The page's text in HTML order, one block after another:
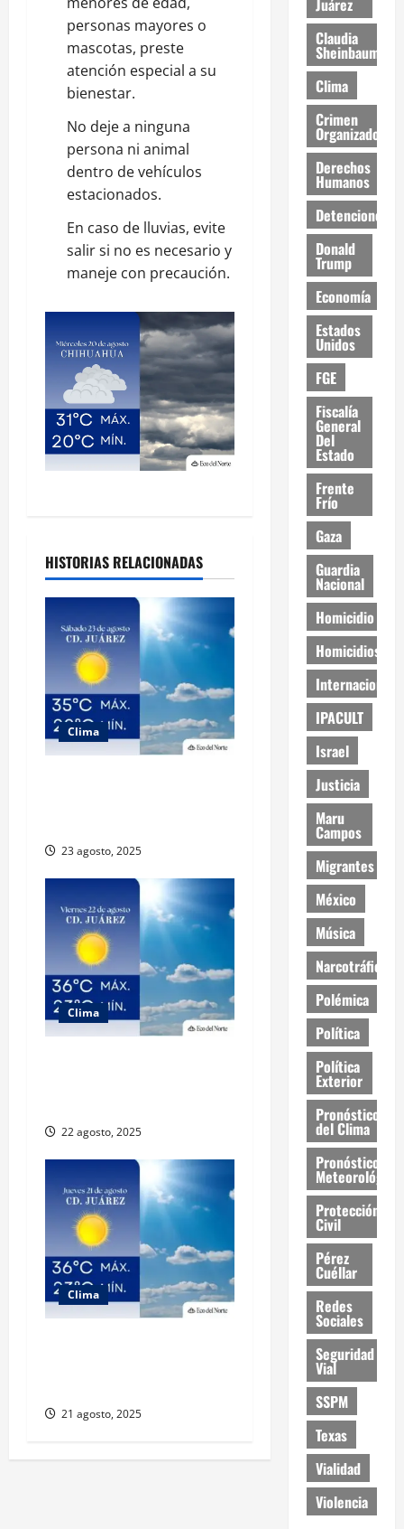
personas mayores o
mascotas, preste
atención especial a su
bienestar.
No deje a ninguna
persona ni animal
dentro de vehículos
estacionados.
En caso de lluvias, evite
salir si no es necesario y
maneje con precaución.
HISTORIAS RELACIONADAS
Clima
23 agosto, 2025
Clima
22 agosto, 2025
Clima
21 agosto, 2025
Juárez
Claudia
Sheinbaum
Clima
Crimen
Organizado
Derechos
Humanos
Detenciones
Donald
Trump
Economía
Estados
Unidos
FGE
Fiscalía
General
Del
Estado
Frente
Frío
Gaza
Guardia
Nacional
Homicidio
Homicidios
Internacional
IPACULT
Israel
Justicia
Maru
Campos
Migrantes
México
Música
Narcotráfico
Polémica
Política
Política
Exterior
Pronóstico
del Clima
Pronóstico
Meteorológico
Protección
Civil
Pérez
Cuéllar
Redes
Sociales
Seguridad
Vial
SSPM
Texas
Vialidad
Violencia